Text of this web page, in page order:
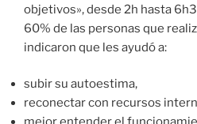
objetivos», desde 2h hasta
60% de las personas que
indicaron que les ayudó a:
subir su autoestima,
reconectar con recursos